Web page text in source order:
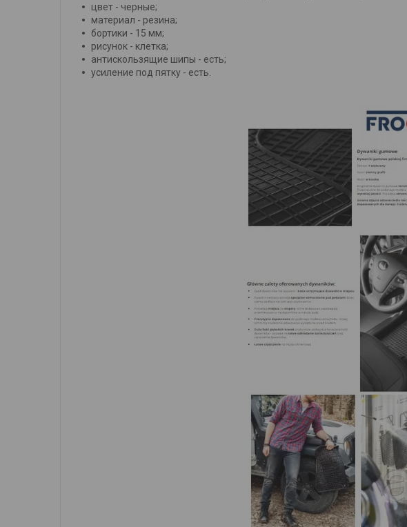
цвет - черные;
материал - резина;
бортики - 15 мм;
рисунок - клетка;
антискользящие шипы - есть;
усиление под пятку - есть.